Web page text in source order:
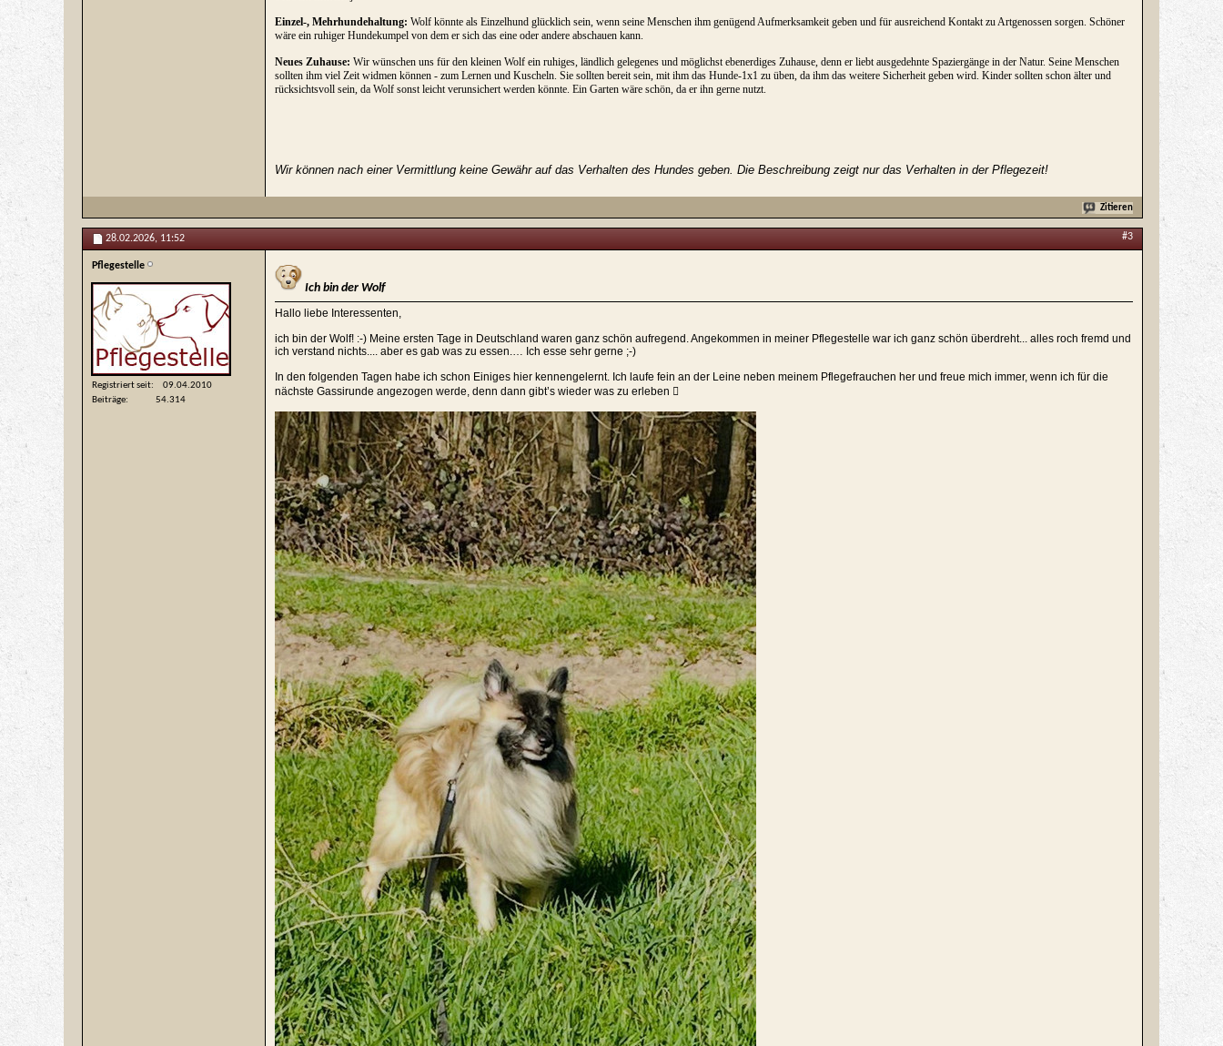
Einzel-, Mehrhundehaltung: Wolf könnte als Einzelhund glücklich sein, wenn seine Menschen ihm genügend Aufmerksamkeit geben und für ausreichend Kontakt zu Artgenossen sorgen. Schöner
wäre ein ruhiger Hundekumpel von dem er sich das eine oder andere abschauen kann.
Neues Zuhause: Wir wünschen uns für den kleinen Wolf ein ruhiges, ländlich gelegenes und möglichst ebenerdiges Zuhause, denn er liebt ausgedehnte Spaziergänge in der Natur. Seine Menschen
sollten ihm viel Zeit widmen können - zum Lernen und Kuscheln. Sie sollten bereit sein, mit ihm das Hunde-1x1 zu üben, da ihm das weitere Sicherheit geben wird. Kinder sollten schon älter und
rücksichtsvoll sein, da Wolf sonst leicht verunsichert werden könnte. Ein Garten wäre schön, da er ihn gerne nutzt.
Wir können nach einer Vermittlung keine Gewähr auf das Verhalten des Hundes geben. Die Beschreibung zeigt nur das Verhalten in der Pflegezeit!
Zitieren
28.02.2026, 11:52 #3
Pflegestelle
Registriert seit
09.04.2010
Beiträge
54.314
Ich bin der Wolf
Hallo liebe Interessenten,
ich bin der Wolf! :-) Meine ersten Tage in Deutschland waren ganz schön aufregend. Angekommen in meiner Pflegestelle war ich ganz schön überdreht... alles roch fremd und
ich verstand nichts.... aber es gab was zu essen.… Ich esse sehr gerne ;-)
In den folgenden Tagen habe ich schon Einiges hier kennengelernt. Ich laufe fein an der Leine neben meinem Pflegefrauchen her und freue mich immer, wenn ich für die
nächste Gassirunde angezogen werde, denn dann gibt’s wieder was zu erleben 